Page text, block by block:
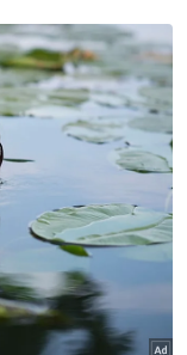
tahun
haram di
sepanjang